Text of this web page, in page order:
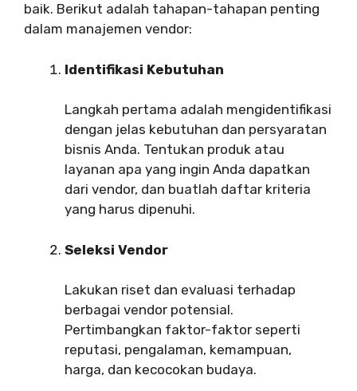
baik. Berikut adalah tahapan-tahapan penting
dalam manajemen vendor:
Identifikasi Kebutuhan
Langkah pertama adalah mengidentifikasi
dengan jelas kebutuhan dan persyaratan
bisnis Anda. Tentukan produk atau
layanan apa yang ingin Anda dapatkan
dari vendor, dan buatlah daftar kriteria
yang harus dipenuhi.
Seleksi Vendor
Lakukan riset dan evaluasi terhadap
berbagai vendor potensial.
Pertimbangkan faktor-faktor seperti
reputasi, pengalaman, kemampuan,
harga, dan kecocokan budaya.